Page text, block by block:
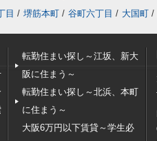
目 / 堺筋本町 / 谷町六丁目 / 大国町 /
転勤住まい探し～江坂、新大
阪に住まう～
転勤住まい探し～北浜、本町
に住まう～
大阪6万円以下賃貸～学生必